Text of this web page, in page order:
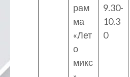
рам
ма
«Лет
о
микс
9.30-
10.3
0